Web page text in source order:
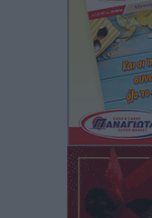
Εθνική Ανδρών:
πριν 3
ΕΠΟ: Απέσυρε τη
του Ινφαντίνο
Αθλητικά• πριν 3
Φοίβος Κω: Το